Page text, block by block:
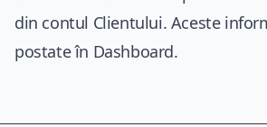
din contul Clientului. Aceste
postate în Dashboard.